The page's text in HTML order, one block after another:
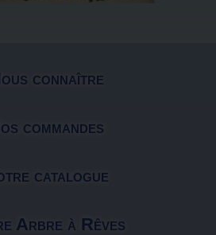
connaître
commandes
catalogue
Arbre à Rêves